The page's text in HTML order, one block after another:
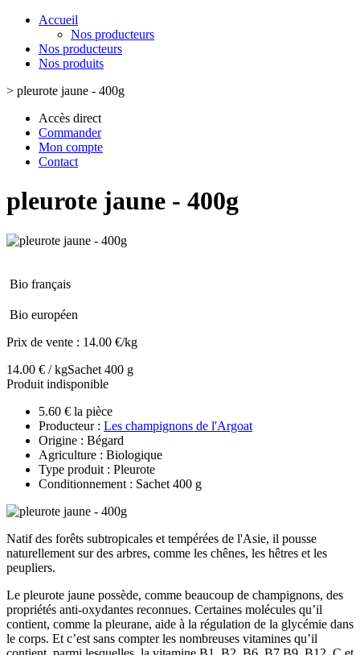
Accueil
Nos producteurs
Nos producteurs
Nos produits
> pleurote jaune - 400g
Accès direct
Commander
Mon compte
Contact
pleurote jaune - 400g
Bio français
Bio européen
Prix de vente : 14.00 €/kg
14.00 € / kgSachet 400 g
Produit indisponible
5.60 € la pièce
Producteur : Les champignons de l'Argoat
Origine : Bégard
Agriculture : Biologique
Type produit : Pleurote
Conditionnement : Sachet 400 g
Natif des forêts subtropicales et tempérées de l'Asie, il pousse
naturellement sur des arbres, comme les chênes, les hêtres et les
peupliers.
Le pleurote jaune possède, comme beaucoup de champignons, des
propriétés anti-oxydantes reconnues. Certaines molécules qu’il
contient, comme la pleurane, aide à la régulation de la glycémie dans
le corps. Et c’est sans compter les nombreuses vitamines qu’il